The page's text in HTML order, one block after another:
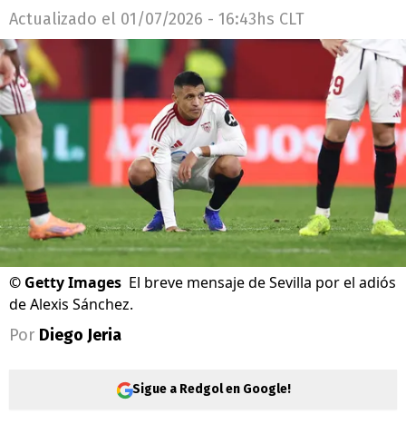
Actualizado el 01/07/2026 - 16:43hs CLT
© Getty Images El breve mensaje de Sevilla por el adiós
de Alexis Sánchez.
Por Diego Jeria
Sigue a Redgol en Google!